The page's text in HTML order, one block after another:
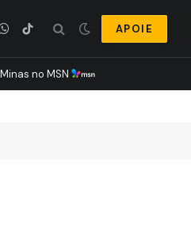
WhatsApp
TikTok APOIE
no MSN